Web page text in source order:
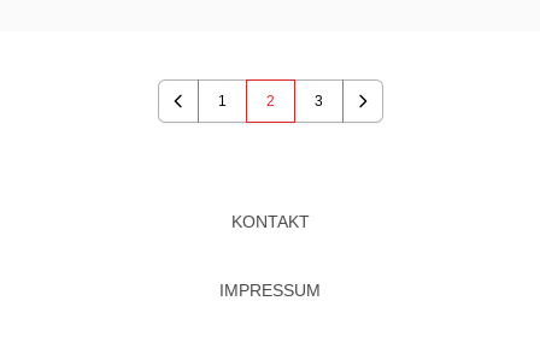
Previous
1 2 3
Next
KONTAKT
IMPRESSUM